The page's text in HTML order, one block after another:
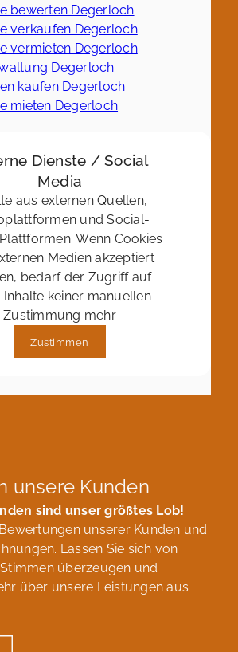
bewerten Degerloch
verkaufen Degerloch
vermieten Degerloch
Degerloch
kaufen Degerloch
mieten Degerloch
Dienste / Social
Media
aus externen Quellen,
und Social-
Wenn Cookies
Medien akzeptiert
bedarf der Zugriff auf
Inhalte keiner manuellen
Zustimmung mehr
Zustimmen
unsere Kunden
sind unser größtes Lob!
unserer Kunden und
Lassen Sie sich von
überzeugen und
über unsere Leistungen aus